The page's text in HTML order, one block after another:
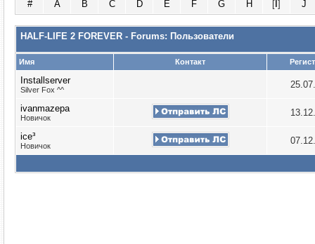
# A B C D E F G H [ ] J
HALF-LIFE 2 FOREVER - Forums: Пользователи
Имя Контакт
Installserver
Silver Fox ^^
ivanmazepa
Новичок
ice³
Новичок